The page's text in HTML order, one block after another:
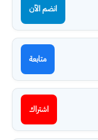
انضم الآن